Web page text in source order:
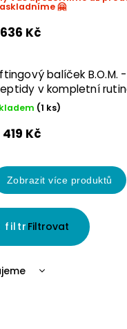
🤗
636 Kč
balíček B.O.M.
v kompletní
(1 ks)
419 Kč
Zobrazit více produktů
filtr